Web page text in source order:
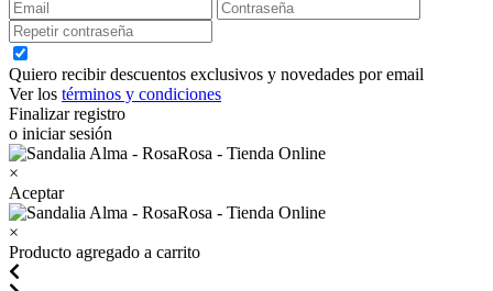
Quiero recibir descuentos exclusivos y novedades por email
Ver los términos y condiciones
Finalizar registro
o iniciar sesión
×
Aceptar
×
Producto agregado a carrito